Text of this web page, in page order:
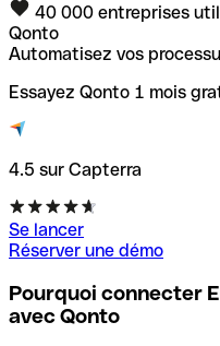
40 000 entreprises
Qonto
Automatisez vos
Essayez Qonto 1 mois
4.5 sur Capterra
Se lancer
Réserver une démo
Pourquoi connecter
avec Qonto